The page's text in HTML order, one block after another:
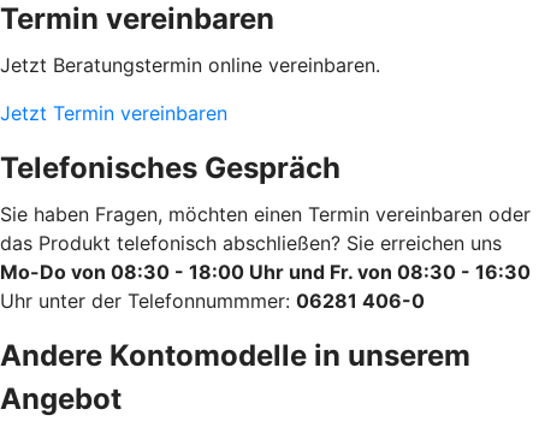
Termin vereinbaren
Jetzt Beratungstermin online vereinbaren.
Jetzt Termin vereinbaren
Telefonisches Gespräch
Sie haben Fragen, möchten einen Termin vereinbaren oder
das Produkt telefonisch abschließen? Sie erreichen uns
Mo-Do von 08:30 - 18:00 Uhr und Fr. von 08:30 - 16:30
Uhr unter der Telefonnummmer: 06281 406-0
Andere Kontomodelle in unserem
Angebot